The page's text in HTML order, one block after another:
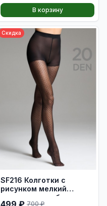
В корзину
Скидка
SF216 Колготки с
рисунком мелкий
горошек и ромбик,
499 ₽ 700 ₽